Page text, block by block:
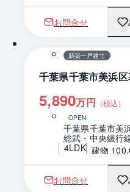
お問合せ
新築一戸建て
千葉県千葉市美浜
5,890万円 （税込）
OPEN
千葉県千葉市美
総武・中央緩行
4LDK 建物
お問合せ